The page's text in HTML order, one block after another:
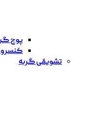
پوچ
تشویقی گربه